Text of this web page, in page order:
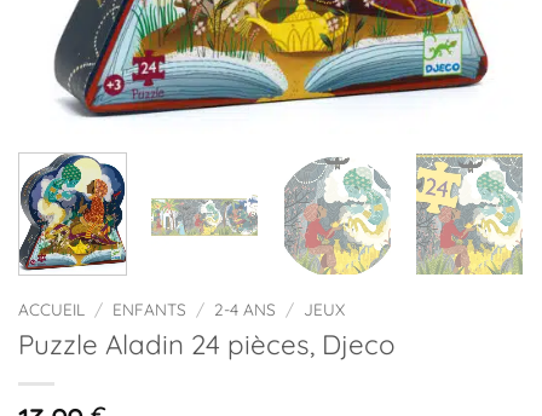
ACCUEIL / ENFANTS / 2-4 ANS / JEUX
Puzzle Aladin 24 pièces, Djeco